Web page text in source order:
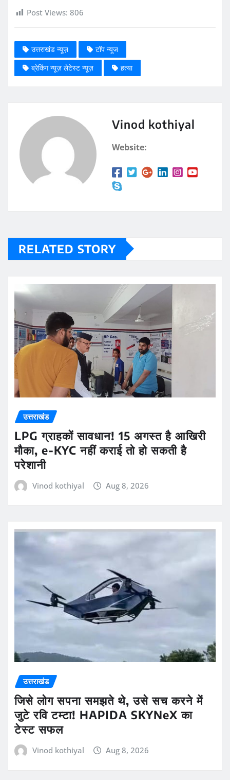
Post Views: 806
उत्तराखंड न्यूज़
टॉप न्यूज
ब्रेकिंग न्यूज़ लेटेस्ट न्यूज़
हत्या
Vinod kothiyal
Website:
RELATED STORY
उत्तराखंड
LPG ग्राहकों सावधान! 15 अगस्त है आखिरी
मौका, e-KYC नहीं कराई तो हो सकती है
परेशानी
Vinod kothiyal Aug 8, 2026
उत्तराखंड
जिसे लोग सपना समझते थे, उसे सच करने में
जुटे रवि टम्टा! HAPIDA SKYNeX का
टेस्ट सफल
Vinod kothiyal Aug 8, 2026